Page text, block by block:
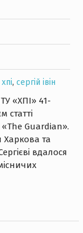
,сергій івін
«ХПІ» 41-
статті
Guardian».
Харкова та
вдалося